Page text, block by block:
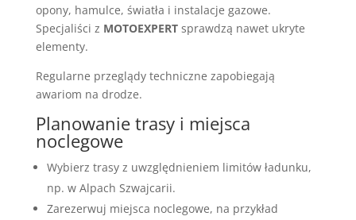
opony, hamulce, światła i instalacje gazowe.
Specjaliści z MOTOEXPERTsprawdzą nawet ukryte
elementy.
Regularne przeglądy techniczne zapobiegają
awariom na drodze.
Planowanie trasy i miejsca
noclegowe
Wybierz trasy z uwzględnieniem limitów ładunku,
np. w Alpach Szwajcarii.
Zarezerwuj miejsca noclegowe, na przykład